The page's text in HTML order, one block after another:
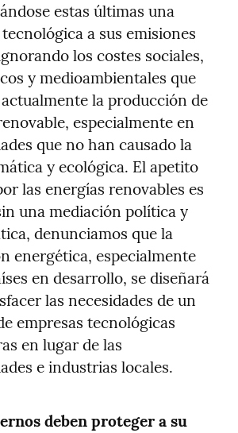
estas últimas una
a sus emisiones
los costes sociales,
y medioambientales que
la producción de
especialmente en
que no han causado la
y ecológica. El apetito
las energías renovables es
una mediación política y
denunciamos que la
energética, especialmente
en desarrollo, se diseñará
las necesidades de un
empresas tecnológicas
en lugar de las
e industrias locales.
deben proteger a su